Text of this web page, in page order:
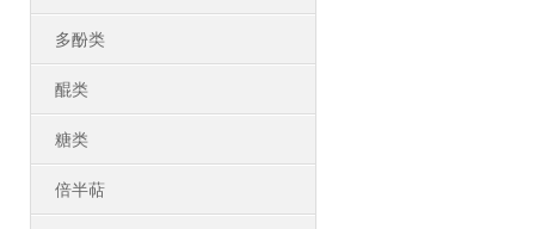
多酚类
醌类
糖类
倍半萜